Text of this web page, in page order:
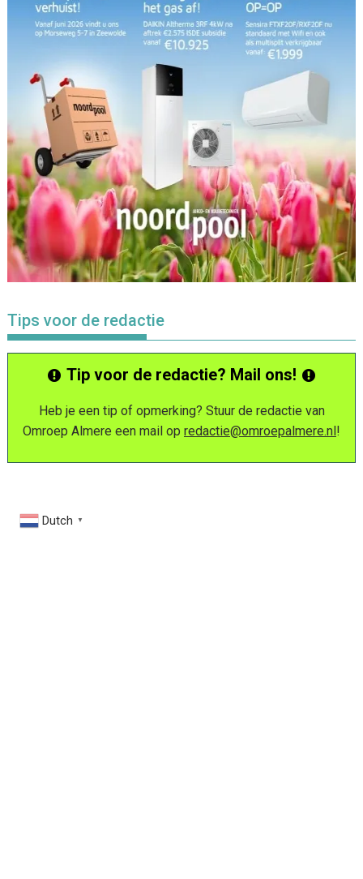
Tips voor de redactie
Tip voor de redactie? Mail ons!
Heb je een tip of opmerking? Stuur de redactie van
Omroep Almere een mail op redactie@omroepalmere.nl!
Dutch ▼